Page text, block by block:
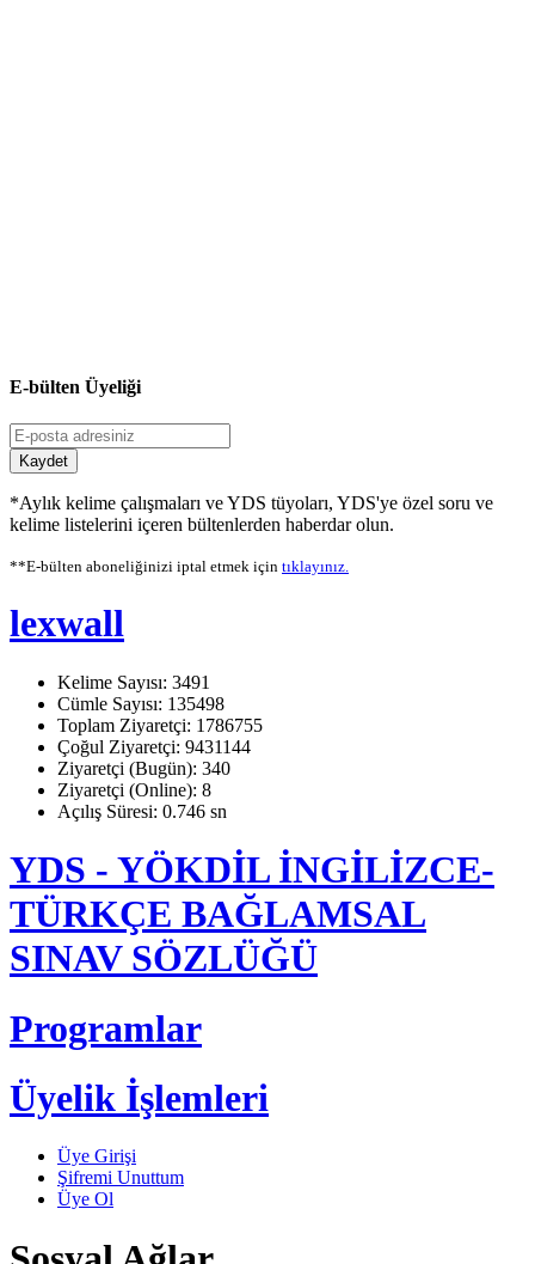
E-bülten Üyeliği
Kaydet
*Aylık kelime çalışmaları ve YDS tüyoları, YDS'ye özel soru ve
kelime listelerini içeren bültenlerden haberdar olun.
**E-bülten aboneliğinizi iptal etmek için tıklayınız.
lexwall
Kelime Sayısı: 3491
Cümle Sayısı: 135498
Toplam Ziyaretçi: 1786755
Çoğul Ziyaretçi: 9431144
Ziyaretçi (Bugün): 340
Ziyaretçi (Online): 8
Açılış Süresi: 0.746 sn
YDS - YÖKDİL İNGİLİZCE-
TÜRKÇE BAĞLAMSAL
SINAV SÖZLÜĞÜ
Programlar
Üyelik İşlemleri
Üye Girişi
Şifremi Unuttum
Üye Ol